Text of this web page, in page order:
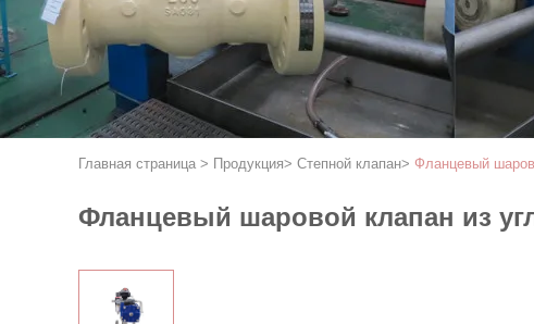
Главная страница > Продукция> Степной клапан> Фланцевый
Фланцевый шаровой клапан из